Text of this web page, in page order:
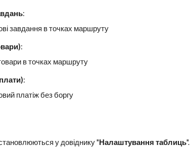
:
завдання в точках маршруту
:
в точках маршруту
:
платіж без боргу
у довіднику "Налаштування таблиць".